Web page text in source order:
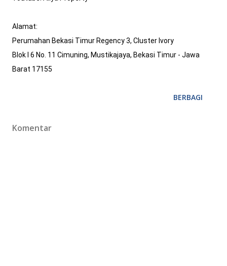
Alamat:
Perumahan Bekasi Timur Regency 3, Cluster Ivory
Blok I 6 No. 11 Cimuning, Mustikajaya, Bekasi Timur - Jawa
Barat 17155
BERBAGI
Komentar